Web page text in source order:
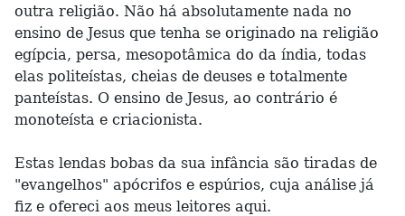
outra religião. Não há absolutamente nada no
ensino de Jesus que tenha se originado na religião
egípcia, persa, mesopotâmica do da índia, todas
elas politeístas, cheias de deuses e totalmente
panteístas. O ensino de Jesus, ao contrário é
monoteísta e criacionista.
Estas lendas bobas da sua infância são tiradas de
"evangelhos" apócrifos e espúrios, cuja análise já
fiz e ofereci aos meus leitores aqui.